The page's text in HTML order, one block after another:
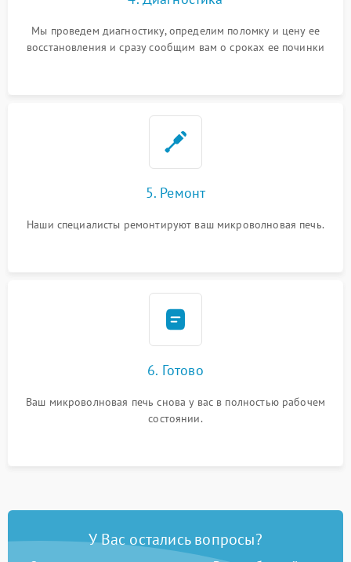
Мы проведем диагностику, определим поломку и цену ее
восстановления и сразу сообщим вам о сроках ее починки
5. Ремонт
Наши специалисты ремонтируют ваш микроволновая печь.
6. Готово
Ваш микроволновая печь снова у вас в полностью рабочем
состоянии.
У Вас остались вопросы?